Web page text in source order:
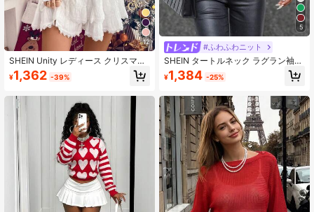
12
SHEIN Unity レディース クリスマス
モチーフテキストグラフィック長袖
セーター、秋冬
¥1,362 -39%
5
#ふわふわニット
SHEIN タートルネック ラグラン袖
プルオーバー セーター、長袖 ニット
プルオーバー 秋冬用セーター
¥1,384 -25%